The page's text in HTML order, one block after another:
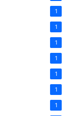
1
1
1
1
1
1
1